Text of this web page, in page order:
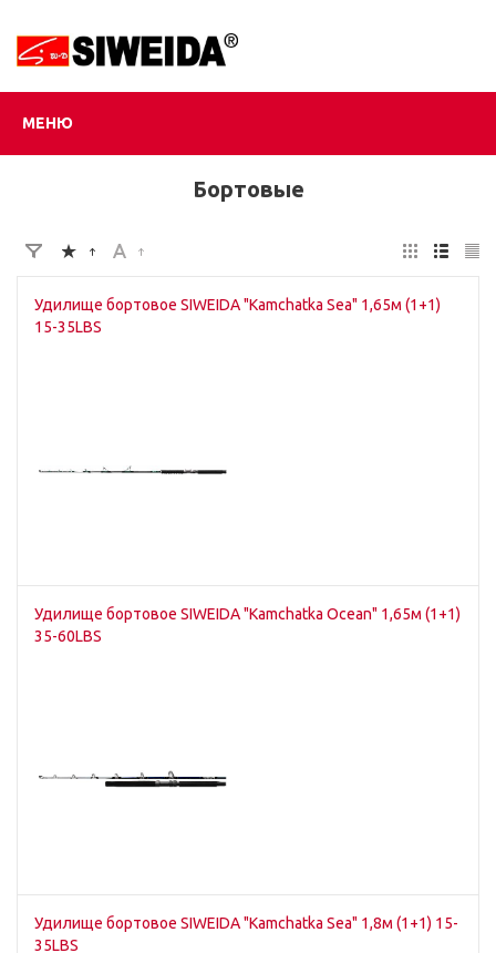
МЕНЮ
Бортовые
Удилище бортовое SIWEIDA "Kamchatka Sea" 1,65м (1+1)
15-35LBS
Удилище бортовое SIWEIDA "Kamchatka Ocean" 1,65м (1+1)
35-60LBS
Удилище бортовое SIWEIDA "Kamchatka Sea" 1,8м (1+1) 15-
35LBS